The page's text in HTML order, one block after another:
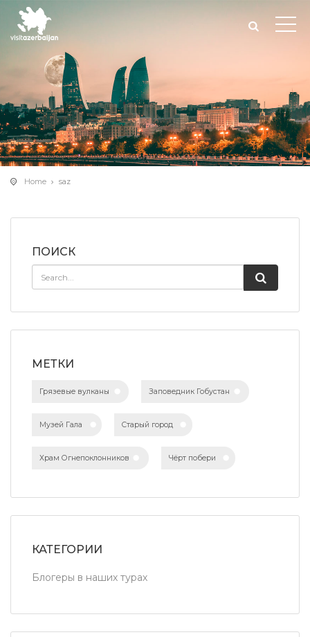
Home saz
ПОИСК
МЕТКИ
Грязевые вулканы Заповедник Гобустан
Музей Гала Старый город
Храм Огнепоклонников Чёрт побери
КАТЕГОРИИ
Блогеры в наших турах